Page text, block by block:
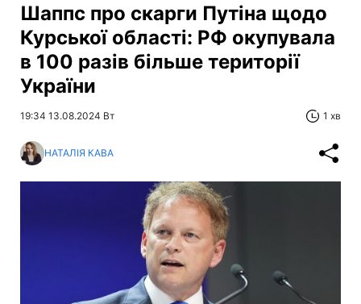
Шаппс про скарги Путіна щодо
Курської області: РФ окупувала
в 100 разів більше території
України
19:34 13.08.2024 Вт 1 хв
НАТАЛІЯ КАВА